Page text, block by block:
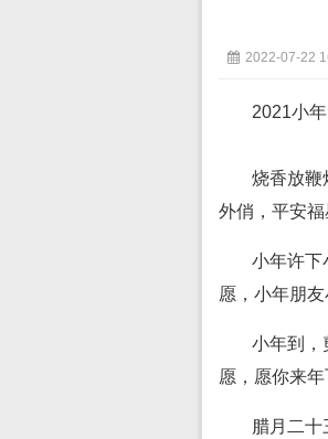
2022-07-22
2021小
烧香放鞭
外俏，平安
小年许下
愿，小年朋
小年到，
愿，愿你来
腊月二